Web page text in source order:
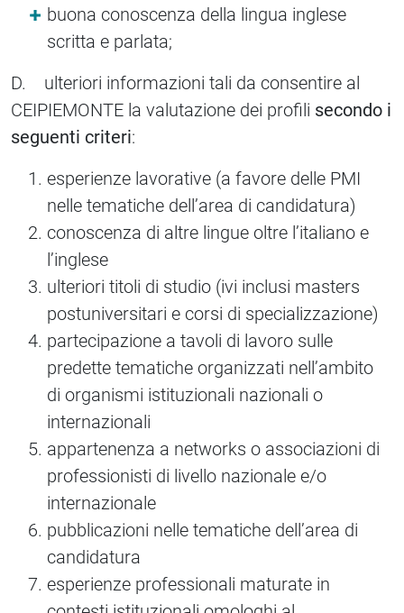
buona conoscenza della lingua inglese
scritta e parlata;
D. ulteriori informazioni tali da consentire al
CEIPIEMONTE la valutazione dei profili secondo i
seguenti criteri:
esperienze lavorative (a favore delle PMI
nelle tematiche dell’area di candidatura)
conoscenza di altre lingue oltre l’italiano e
l’inglese
ulteriori titoli di studio (ivi inclusi masters
postuniversitari e corsi di specializzazione)
partecipazione a tavoli di lavoro sulle
predette tematiche organizzati nell’ambito
di organismi istituzionali nazionali o
internazionali
appartenenza a networks o associazioni di
professionisti di livello nazionale e/o
internazionale
pubblicazioni nelle tematiche dell’area di
candidatura
esperienze professionali maturate in